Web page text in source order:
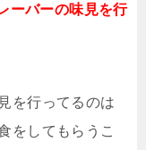
ーバーの味見を行
を行ってるのは
をしてもらうこ